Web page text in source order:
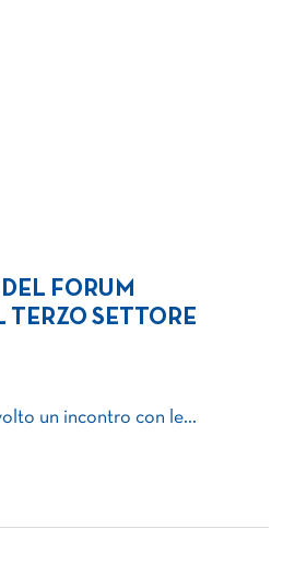
FORUM
TERZO SETTORE
un incontro con le…